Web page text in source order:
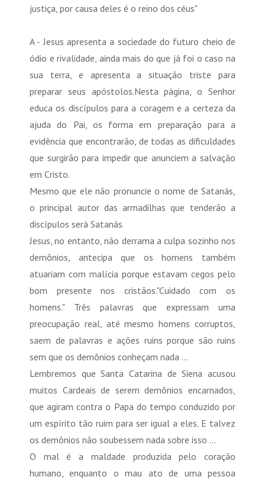
justiça, por causa deles é o reino dos céus"
A - Jesus apresenta a sociedade do futuro cheio de
ódio e rivalidade, ainda mais do que já foi o caso na
sua terra, e apresenta a situação triste para
preparar seus apóstolos.Nesta página, o Senhor
educa os discípulos para a coragem e a certeza da
ajuda do Pai, os forma em preparação para a
evidência que encontrarão, de todas as dificuldades
que surgirão para impedir que anunciem a salvação
em Cristo.
Mesmo que ele não pronuncie o nome de Satanás,
o principal autor das armadilhas que tenderão a
discípulos será Satanás.
Jesus, no entanto, não derrama a culpa sozinho nos
demônios, antecipa que os homens também
atuariam com malícia porque estavam cegos pelo
bom presente nos cristãos."Cuidado com os
homens." Três palavras que expressam uma
preocupação real, até mesmo homens corruptos,
saem de palavras e ações ruins porque são ruins
sem que os demônios conheçam nada ...
Lembremos que Santa Catarina de Siena acusou
muitos Cardeais de serem demônios encarnados,
que agiram contra o Papa do tempo conduzido por
um espírito tão ruim para ser igual a eles. E talvez
os demônios não soubessem nada sobre isso ...
O mal é a maldade produzida pelo coração
humano, enquanto o mau ato de uma pessoa